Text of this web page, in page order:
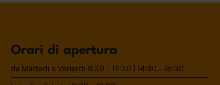
Orari di apertura
da Martedì a Venerdì 8:30 - 12:30 | 14:30 - 18:30